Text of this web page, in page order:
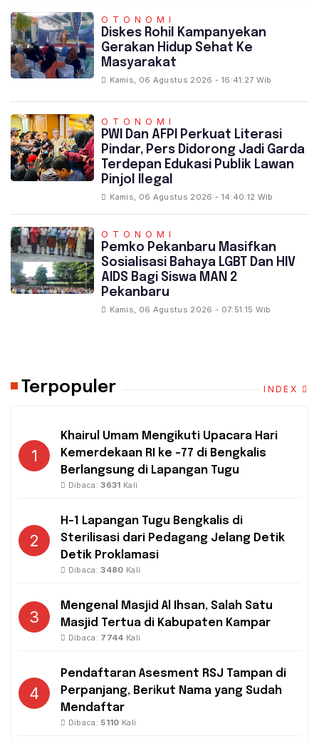
OTONOMI
Diskes Rohil Kampanyekan
Gerakan Hidup Sehat Ke
Masyarakat
Kamis, 06 Agustus 2026 - 16:41:27 Wib
OTONOMI
PWI Dan AFPI Perkuat Literasi
Pindar, Pers Didorong Jadi Garda
Terdepan Edukasi Publik Lawan
Pinjol Ilegal
Kamis, 06 Agustus 2026 - 14:40:12 Wib
OTONOMI
‎Pemko Pekanbaru Masifkan
Sosialisasi Bahaya LGBT Dan HIV
AIDS Bagi Siswa MAN 2
Pekanbaru
Kamis, 06 Agustus 2026 - 07:51:15 Wib
Terpopuler INDEX
1
Khairul Umam Mengikuti Upacara Hari
Kemerdekaan RI ke -77 di Bengkalis
Berlangsung di Lapangan Tugu
Dibaca:3631 Kali
2
H-1 Lapangan Tugu Bengkalis di
Sterilisasi dari Pedagang Jelang Detik
Detik Proklamasi
Dibaca:3480 Kali
3
Mengenal Masjid Al Ihsan, Salah Satu
Masjid Tertua di Kabupaten Kampar
Dibaca: 7744 Kali
4
Pendaftaran Asesment RSJ Tampan di
Perpanjang, Berikut Nama yang Sudah
Mendaftar
Dibaca: 5110 Kali